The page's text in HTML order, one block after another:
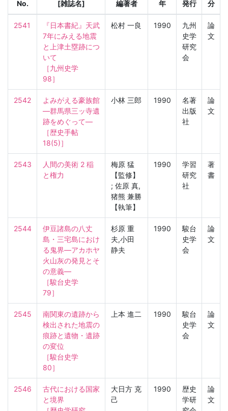
No.
[雑誌名]
編著者
年
発行
分
2541
『日本書紀』天武
7年にみえる地震
と上津土塁跡につ
いて
［九州史学
98］
松村 一良 1990
九州
史学
研究
会
論
文
2542
よみがえる豪族館
—群馬県三ッ寺遺
跡をめぐって—
［歴史手帖
18(5)］
小林 三郎 1990
名著
出版
社
論
文
2543
人間の美術 2 稲
と権力
梅原 猛
【監修】
; 佐原 真,
猪熊 兼勝
【執筆】
1990
学習
研究
社
著
書
2544
伊豆諸島の八丈
島・三宅島におけ
る鬼界—アカホヤ
火山灰の発見とそ
の意義—
［駿台史学
79］
杉原 重
夫,小田
静夫
1990
駿台
史学
会
論
文
2545
南関東の遺跡から
検出された地震の
痕跡と遺物・遺跡
の変位
［駿台史学
80］
上本 進二 1990
駿台
史学
会
論
文
2546
古代における国家
と境界
大日方 克
己
1990
歴史
学研
論
文